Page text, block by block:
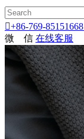
+86-769-85151668
微 信 在线客服